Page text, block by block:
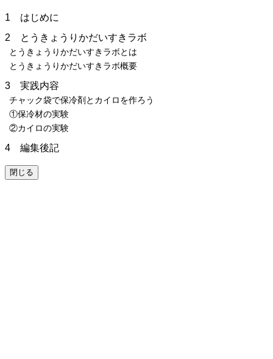
1 はじめに
2 とうきょうりかだいすきラボ
とうきょうりかだいすきラボとは
とうきょうりかだいすきラボ概要
3 実践内容
チャック袋で保冷剤とカイロを作ろう
①保冷材の実験
②カイロの実験
4 編集後記
閉じる